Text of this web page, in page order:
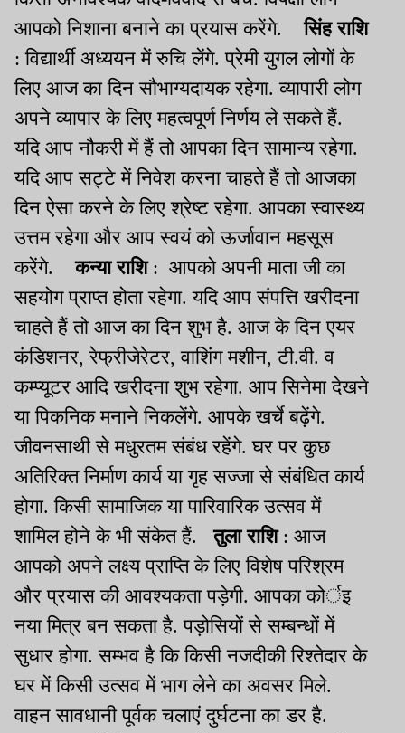
आपको निशाना बनाने का प्रयास करेंगे.
सिंह राशि
: विद्यार्थी अध्ययन में रुचि लेंगे. प्रेमी युगल लोगों के
लिए आज का दिन सौभाग्यदायक रहेगा. व्यापारी लोग
अपने व्यापार के लिए महत्वपूर्ण निर्णय ले सकते हैं.
यदि आप नौकरी में हैं तो आपका दिन सामान्य रहेगा.
यदि आप सट्टे में निवेश करना चाहते हैं तो आजका
दिन ऐसा करने के लिए श्रेष्ट रहेगा. आपका स्वास्थ्य
उत्तम रहेगा और आप स्वयं को ऊर्जावान महसूस
करेंगे.
कन्या राशि: आपको अपनी माता जी का
सहयोग प्राप्त होता रहेगा. यदि आप संपत्ति खरीदना
चाहते हैं तो आज का दिन शुभ है. आज के दिन एयर
कंडिशनर, रेफ्रीजेरेटर, वाशिंग मशीन, टी.वी. व
कम्प्यूटर आदि खरीदना शुभ रहेगा. आप सिनेमा देखने
या पिकनिक मनाने निकलेंगे. आपके खर्चे बढ़ेंगे.
जीवनसाथी से मधुरतम संबंध रहेंगे. घर पर कुछ
अतिरिक्त निर्माण कार्य या गृह सज्जा से संबंधित कार्य
होगा. किसी सामाजिक या पारिवारिक उत्सव में
शामिल होने के भी संकेत हैं.तुला राशि: आज
आपको अपने लक्ष्य प्राप्ति के लिए विशेष परिश्रम
और प्रयास की आवश्यकता पड़ेगी. आपका कोर्इ
नया मित्र बन सकता है. पड़ोसियों से सम्बन्धों में
सुधार होगा. सम्भव है कि किसी नजदीकी रिश्तेदार के
घर में किसी उत्सव में भाग लेने का अवसर मिले.
वाहन सावधानी पूर्वक चलाएं दुर्घटना का डर है.